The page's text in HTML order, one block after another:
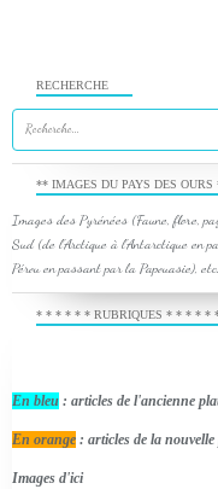
RECHERCHE
** IMAGES DU PAYS DES
Images des Pyrénées (Faune, flore,
Sud (de l'Arctique à l'Antarctique en
Pérou en passant par la Papouasie), etc.
* * * * * * RUBRIQUES * * * * *
En bleu : articles de l'ancienne
En orange : articles de la
Images d'ici